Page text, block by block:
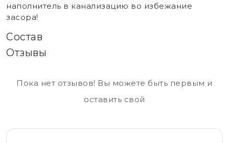
наполнитель в канализацию во избежание
засора!
Состав
Отзывы
Пока нет отзывов! Вы можете быть первым и
оставить свой